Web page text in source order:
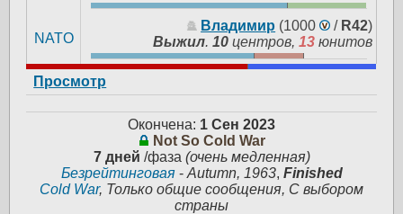
NATO
Владимир (1000 / R42)
Выжил.10 центров,13 юнитов
Просмотр
Окончена: 1 Сен 2023
Not So Cold War
7 дней /фаза (очень медленная)
Безрейтинговая- Autumn, 1963, Finished
Cold War, Только общие сообщения, С выбором
страны